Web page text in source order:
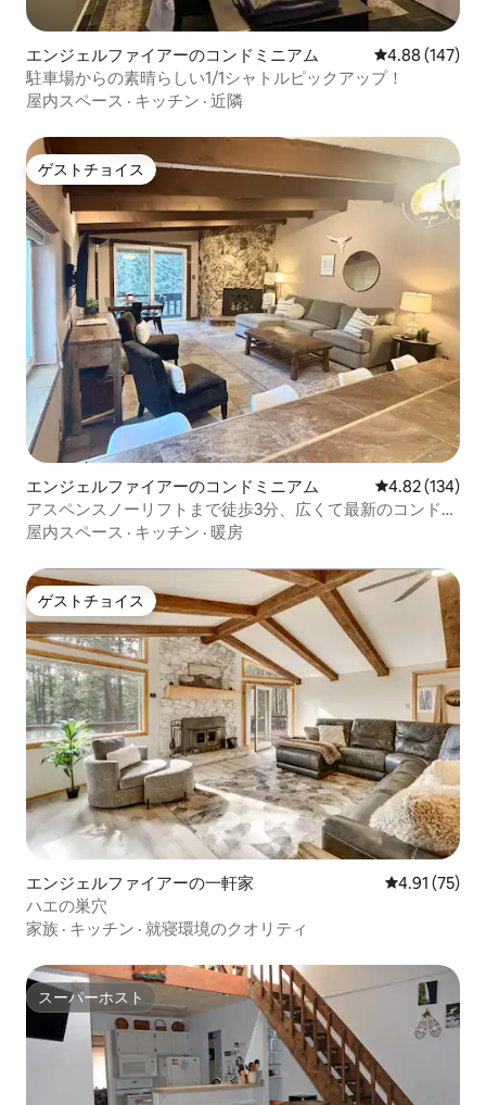
エンジェルファイアーのコンドミニアム レビュー147
4.88 (147)
駐車場からの素晴らしい1/1シャトルピックアップ！
屋内スペース · キッチン · 近隣
ゲストチョイス
ゲストチョイス
エンジェルファイアーのコンドミニアム レビュー134
4.82 (134)
アスペンスノーリフトまで徒歩3分、広くて最新のコンドミ
ニアム
屋内スペース · キッチン · 暖房
ゲストチョイス
ゲストチョイス
エンジェルファイアーの一軒家 レビュー75
4.91 (75)
ハエの巣穴
家族 · キッチン · 就寝環境のクオリティ
スーパーホスト
スーパーホスト